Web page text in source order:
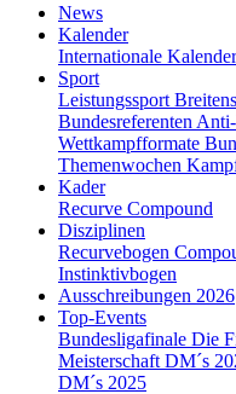
News
Kalender
Internationale
Sport
Leistungssport
Bundesreferenten
Wettkampfformate
Themenwochen
Kader
Recurve Compound
Disziplinen
Recurvebogen
Instinktivbogen
Ausschreibungen 2026
Top-Events
Bundesligafinale Die
Meisterschaft DM´s
DM´s 2025